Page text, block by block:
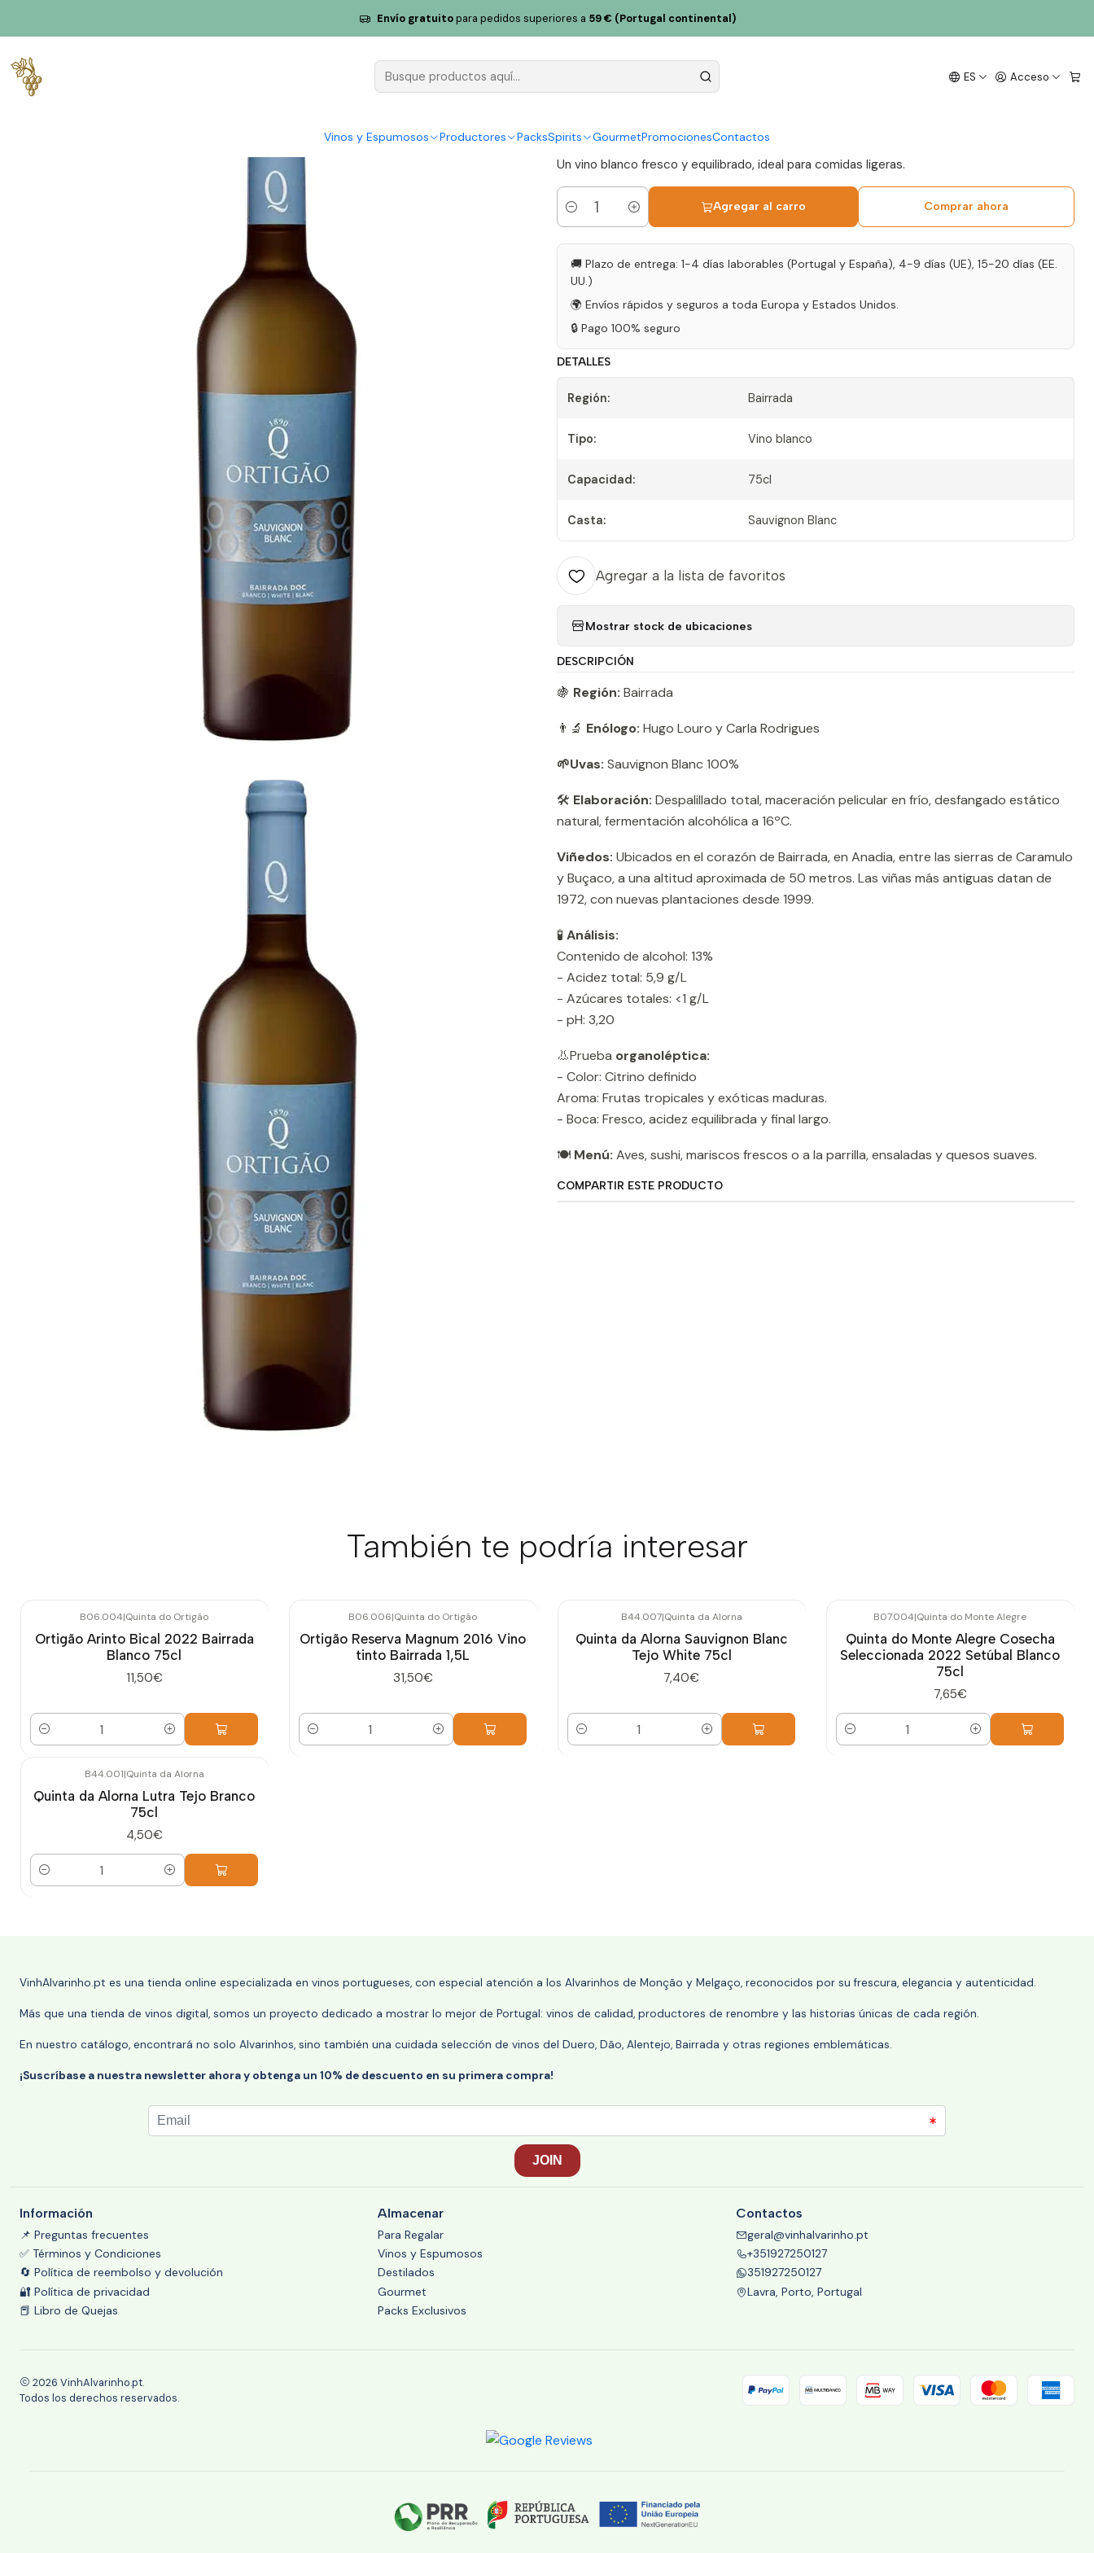
ES Acceso
Vinos y Espumosos Productores PacksSpirits GourmetPromocionesContactos
Envío gratuitopara pedidos superiores a 59 € (Portugal continental)
Ortigão Sauvignon Blanc 2024 Bairrada Blanco 75cl
Ortigão Sauvignon Blanc 2024
|
Un vino blanco fresco y equilibrado, ideal para comidas ligeras.
Cantidad
Agregar al carro Comprar ahora
🚚 Plazo de entrega: 1-4 días laborables (Portugal y España), 4-9 días (UE), 15-20 días (EE.
UU.)
🌍 Envíos rápidos y seguros a toda Europa y Estados Unidos.
🔒 Pago 100% seguro
DETALLES
Región: Bairrada
Tipo: Vino blanco
Capacidad: 75cl
Casta: Sauvignon Blanc
Agregar a la lista de favoritos
Mostrar stock de ubicaciones
DESCRIPCIÓN
🍇 Región: Bairrada
👨‍🔬 Enólogo: Hugo Louro y Carla Rodrigues
🌱Uvas: Sauvignon Blanc 100%
🛠️ Elaboración: Despalillado total, maceración pelicular en frío, desfangado estático
natural, fermentación alcohólica a 16ºC.
Viñedos: Ubicados en el corazón de Bairrada, en Anadia, entre las sierras de Caramulo
y Buçaco, a una altitud aproximada de 50 metros. Las viñas más antiguas datan de
1972, con nuevas plantaciones desde 1999.
🧪 Análisis:
Contenido de alcohol: 13%
- Acidez total: 5,9 g/L
- Azúcares totales: <1 g/L
- pH: 3,20
👃Prueba organoléptica:
- Color: Citrino definido
Aroma: Frutas tropicales y exóticas maduras.
- Boca: Fresco, acidez equilibrada y final largo.
🍽️ Menú: Aves, sushi, mariscos frescos o a la parrilla, ensaladas y quesos suaves.
COMPARTIR ESTE PRODUCTO
También te podría interesar
B06.004|Quinta do Ortigão
Ortigão Arinto Bical 2022 Bairrada
Blanco 75cl
11,50€
Cantidad
B06.006|Quinta do Ortigão
Ortigão Reserva Magnum 2016 Vino
tinto Bairrada 1,5L
31,50€
Cantidad
B44.007|Quinta da Alorna
Quinta da Alorna Sauvignon Blanc
Tejo White 75cl
7,40€
Cantidad
B07.004|Quinta do Monte Alegre
Quinta do Monte Alegre Cosecha
Seleccionada 2022 Setúbal Blanco
75cl
7,65€
Cantidad
B44.001|Quinta da Alorna
Quinta da Alorna Lutra Tejo Branco
75cl
4,50€
Cantidad
VinhAlvarinho.pt es una tienda online especializada en vinos portugueses, con especial atención a los Alvarinhos de Monção y Melgaço, reconocidos por su frescura, elegancia y autenticidad.
Más que una tienda de vinos digital, somos un proyecto dedicado a mostrar lo mejor de Portugal: vinos de calidad, productores de renombre y las historias únicas de cada región.
En nuestro catálogo, encontrará no solo Alvarinhos, sino también una cuidada selección de vinos del Duero, Dão, Alentejo, Bairrada y otras regiones emblemáticas.
¡Suscríbase a nuestra newsletter ahora y obtenga un 10% de descuento en su primera compra!
Información
📌 Preguntas frecuentes
✅ Términos y Condiciones
🔄 Política de reembolso y devolución
🔐 Política de privacidad
📕 Libro de Quejas
Almacenar
Para Regalar
Vinos y Espumosos
Destilados
Gourmet
Packs Exclusivos
Contactos
geral@vinhalvarinho.pt
+351927250127
351927250127
Lavra, Porto, Portugal
2026 VinhAlvarinho.pt.
Todos los derechos reservados.